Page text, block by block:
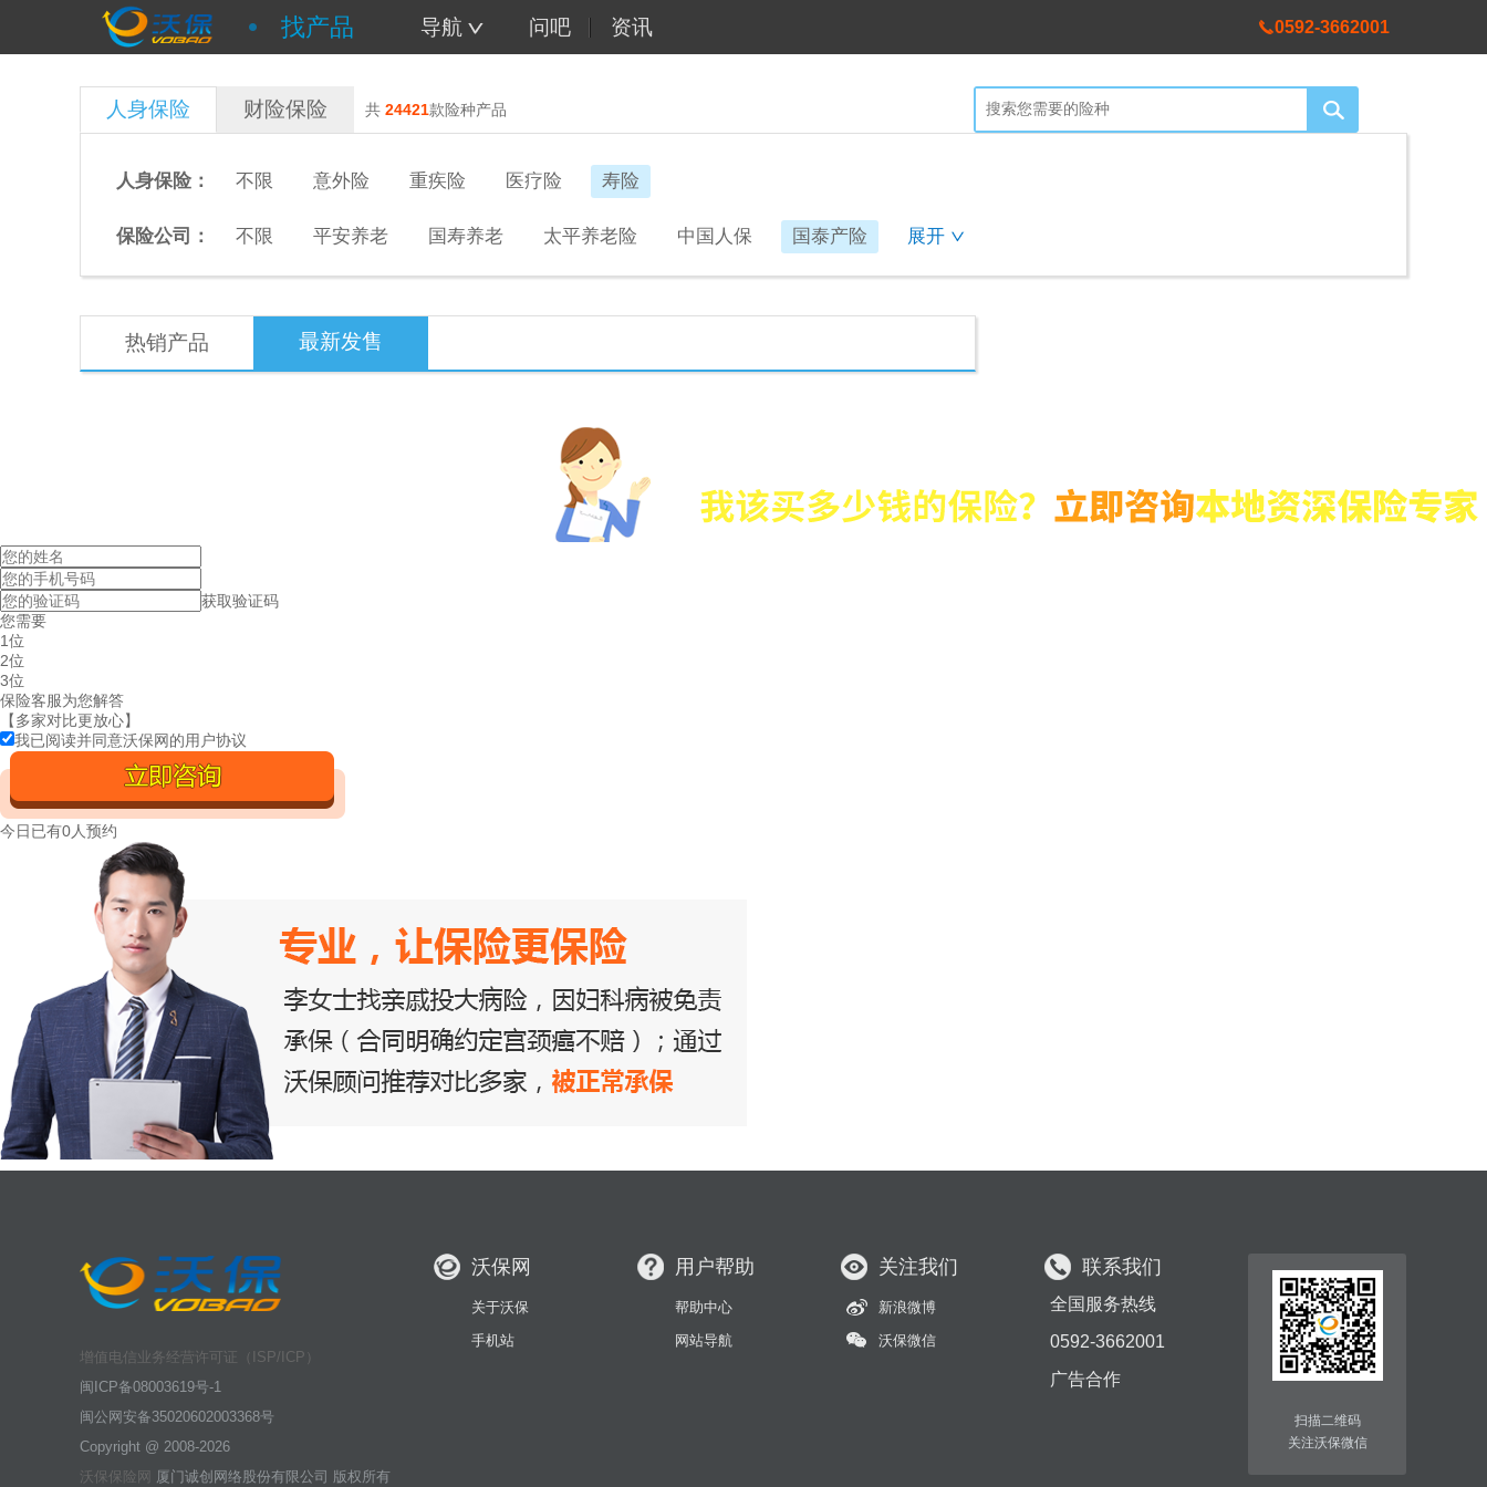
找产品 导航 问吧 资讯 0592-3662001
人身保险 财险保险 共 24421款险种产品
人身保险： 不限 意外险 重疾险 医疗险 寿险
保险公司： 不限 平安养老 国寿养老 太平养老险 中国人保 国泰产险 展开
热销产品 最新发售
获取验证码
您需要
1位
2位
3位
保险客服为您解答
【多家对比更放心】
我已阅读并同意沃保网的用户协议
今日已有0人预约
增值电信业务经营许可证（ISP/ICP）
闽ICP备08003619号-1
闽公网安备35020602003368号
Copyright @ 2008-2026
沃保保险网 厦门诚创网络股份有限公司 版权所有
沃保网
关于沃保
手机站
用户帮助
帮助中心
网站导航
关注我们
新浪微博
沃保微信
联系我们
全国服务热线
0592-3662001
广告合作
扫描二维码
关注沃保微信